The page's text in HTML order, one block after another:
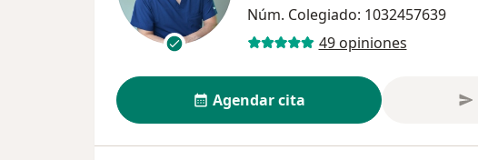
Núm. Colegiado: 1032457639
49 opiniones
Agendar cita